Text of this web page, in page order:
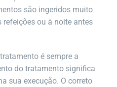
são ingeridos muito
ou à noite antes
é sempre a
do tratamento significa
sua execução. O correto